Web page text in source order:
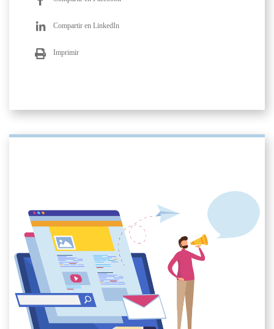
Compartir en LinkedIn
Imprimir